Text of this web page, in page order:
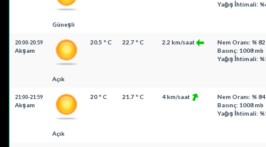
Güneşli
Yağış İhtimali:
20:00-20:59
Akşam
Açık
20.5 ° C 22.7 ° C 2.2 km/saat
Nem Oranı: % 82
Basınç: 1008 mb
Yağış İhtimali:
21:00-21:59
Akşam
Açık
20 ° C 21.7 ° C 4 km/saat
Nem Oranı: % 84
Basınç: 1008 mb
Yağış İhtimali: